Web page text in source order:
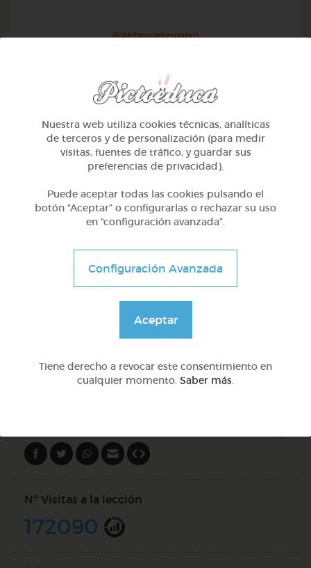
@Webparaelespanol
1º Primaria (6-7 años)
Preguntas con qué
@Webparaelespanol
Nº Visitas a la lección
172090
Nuestra web utiliza cookies técnicas, analíticas
de terceros y de personalización (para medir
visitas, fuentes de tráfico, y guardar sus
preferencias de privacidad).
Puede aceptar todas las cookies pulsando el
botón “Aceptar” o configurarlas o rechazar su uso
en “configuración avanzada”.
Configuración Avanzada
Aceptar
Tiene derecho a revocar este consentimiento en
cualquier momento. Saber más.